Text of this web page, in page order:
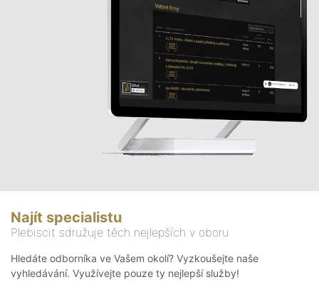
Najít specialistu
Plebiscit sdružuje těch nejlepších v oboru
Hledáte odborníka ve Vašem okolí? Vyzkoušejte naše
vyhledávání. Využívejte pouze ty nejlepší služby!